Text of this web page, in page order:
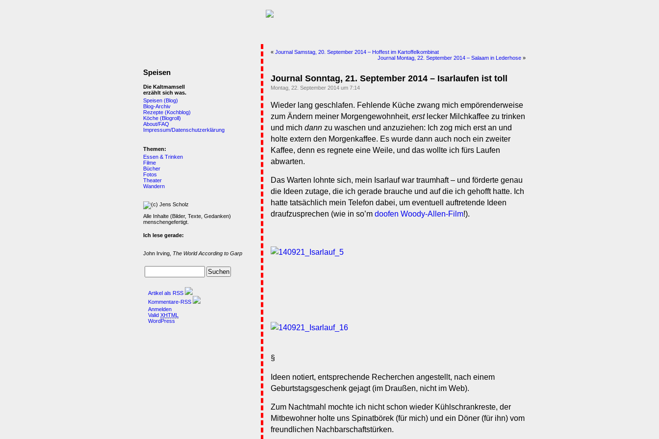
« Journal Samstag, 20. September 2014 – Hoffest im Kartoffelkombinat
Journal Montag, 22. September 2014 – Salaam in Lederhose »
Journal Sonntag, 21. September 2014 – Isarlaufen ist toll
Montag, 22. September 2014 um 7:14
Wieder lang geschlafen. Fehlende Küche zwang mich empörenderweise
zum Ändern meiner Morgengewohnheit, erstlecker Milchkaffee zu trinken
und mich dann zu waschen und anzuziehen: Ich zog mich erst an und
holte extern den Morgenkaffee. Es wurde dann auch noch ein zweiter
Kaffee, denn es regnete eine Weile, und das wollte ich fürs Laufen
abwarten.
Das Warten lohnte sich, mein Isarlauf war traumhaft – und förderte genau
die Ideen zutage, die ich gerade brauche und auf die ich gehofft hatte. Ich
hatte tatsächlich mein Telefon dabei, um eventuell auftretende Ideen
draufzusprechen (wie in so’m doofen Woody-Allen-Film!).
§
Ideen notiert, entsprechende Recherchen angestellt, nach einem
Geburtstagsgeschenk gejagt (im Draußen, nicht im Web).
Zum Nachtmahl mochte ich nicht schon wieder Kühlschrankreste, der
Mitbewohner holte uns Spinatbörek (für mich) und ein Döner (für ihn) vom
freundlichen Nachbarschaftstürken.
Speisen
Die Kaltmamsell
erzählt sich was.
Speisen (Blog)
Blog-Archiv
Rezepte (Kochblog)
Köche (Blogroll)
About/FAQ
Impressum/Datenschutzerklärung
Themen:
Essen & Trinken
Filme
Bücher
Fotos
Theater
Wandern
Alle Inhalte (Bilder, Texte, Gedanken)
menschengefertigt.
Ich lese gerade:
John Irving, The World According to Garp
Artikel als RSS
Kommentare-RSS
Anmelden
Valid XHTML
WordPress